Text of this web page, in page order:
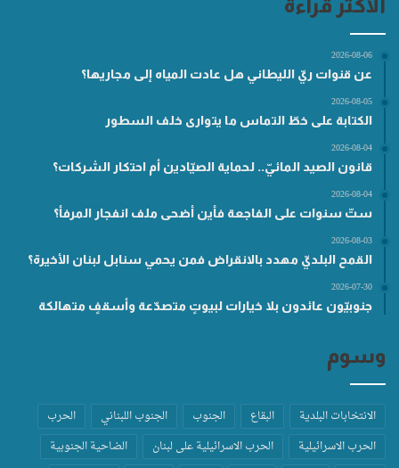
الأكثر قراءة
2026-08-06
عن قنوات ريّ الليطاني هل عادت المياه إلى مجاريها؟
2026-08-05
الكتابة على خطّ التماس ما يتوارى خلف السطور
2026-08-04
قانون الصيد المائيّ.. لحماية الصيّادين أم احتكار الشركات؟
2026-08-04
ستّ سنوات على الفاجعة فأين أضحى ملف انفجار المرفأ؟
2026-08-03
القمح البلديّ مهدد بالانقراض فمن يحمي سنابل لبنان الأخيرة؟
2026-07-30
جنوبيّون عائدون بلا خيارات لبيوتٍ متصدّعة وأسقفٍ متهالكة
وسوم
الانتخابات البلدية البقاع الجنوب الجنوب اللبناني
الحرب
الحرب الاسرائيلية
الحرب الاسرائيلية على لبنان
الضاحية الجنوبية